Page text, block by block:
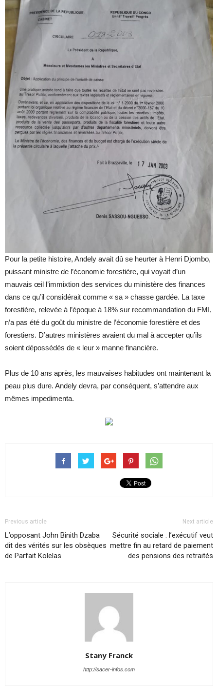
Pour la petite histoire, Andely avait dû se heurter à Henri Djombo,
puissant ministre de l’économie forestière, qui voyait d’un
mauvais œil l’immixtion des services du ministère des finances
dans ce qu’il considérait comme « sa » chasse gardée. La taxe
forestière, relevée à l’époque à 18% sur recommandation du FMI,
n’a pas été du goût du ministre de l’économie forestière et des
forestiers. D’autres ministères avaient du mal à accepter qu’ils
soient dépossédés de « leur » manne financière.
Plus de 10 ans après, les mauvaises habitudes ont maintenant la
peau plus dure. Andely devra, par conséquent, s’attendre aux
mêmes impedimenta.
Previous article
L’opposant John Binith Dzaba
dit des vérités sur les obsèques
de Parfait Kolelas
Next article
Sécurité sociale : l’exécutif veut
mettre fin au retard de paiement
des pensions des retraités
Stany Franck
http://sacer-infos.com